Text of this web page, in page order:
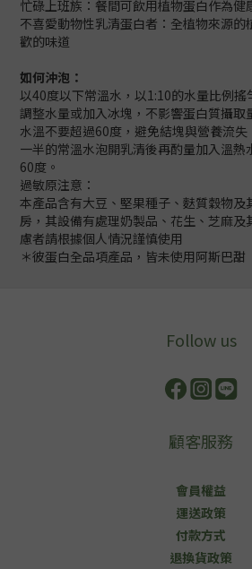
忙碌上班族：餐間可飲用植物蛋白作為健
不喜愛動物性乳清蛋白者：全植物來源的
歡的味道
如何沖泡：
以40度以下常溫水，以1:10的水量比例
調整水量或加入冰塊，不影響蛋白質攝取
水溫不要超過60度，避免結塊與營養流
一半的常溫水泡開乳清後再酌量加入溫熱
60度。
過敏原注意：
本產品含有大豆、堅果種子、麩質穀物及
房，其設備有處理奶製品、花生、芝麻及
慮者請根據個人情況謹慎使用
＊彼蛋白全品項產品，皆未使用阿斯巴甜
Follow us
顧客服務
會員權益
運送政策
付款方式
退換貨政策